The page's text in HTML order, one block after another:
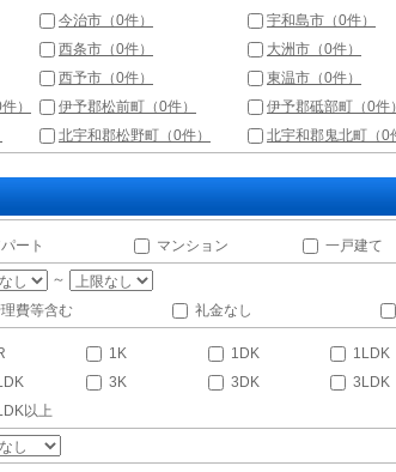
今治市（0件） 宇和島市（0件）
西条市（0件） 大洲市（0件）
西予市（0件） 東温市（0件）
）
伊予郡松前町（0件） 伊予郡砥部町（0件）
北宇和郡松野町（0件） 北宇和郡鬼北町（0
ート マンション 一戸建て
～
費等含む
礼金なし
1K 1DK 1LDK
3K 3DK 3LDK
以上